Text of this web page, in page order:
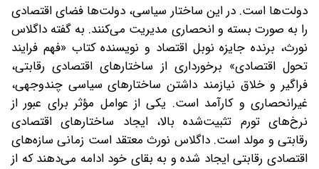
دولت‌ها است. در این ساختار سیاسی، دولت‌ها فضای اقتصادی
را به صورت بسته و انحصاری مدیریت می‌کنند. به گفته داگلاس
نورث، برنده جایزه نوبل اقتصاد و نویسنده کتاب «فهم فرایند
تحول اقتصادی» برخورداری از ساختارهای اقتصادی رقابتی،
فراگیر و خلاق نیازمند داشتن ساختارهای سیاسی چندوجهی،
غیرانحصاری و کارآمد است. یکی از عوامل مؤثر برای عبور از
نرخ‌های تورم تثبیت‌شده بالا، ایجاد ساختارهای اقتصادی
رقابتی و مولد است. داگلاس نورث معتقد است زمانی سازه‌های
اقتصادی رقابتی ایجاد شده و به بقای خود ادامه می‌دهند که از